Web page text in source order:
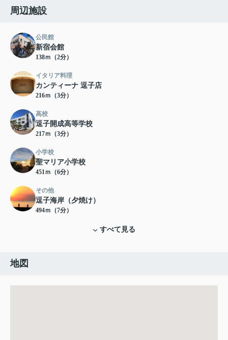
周辺施設
公民館
新宿会館
138ｍ（2分）
イタリア料理
カンティーナ 逗子店
216ｍ（3分）
高校
逗子開成高等学校
217ｍ（3分）
小学校
聖マリア小学校
451ｍ（6分）
その他
逗子海岸（夕焼け）
494ｍ（7分）
すべて見る
地図